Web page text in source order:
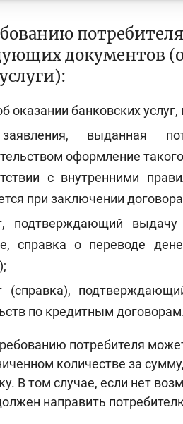
документов
оказании банковских
выданная
оформление
с внутренними
при заключении
подтверждающий
справка о переводе
(справка),
по кредитным
потребителя
количестве за
В том случае, если нет
направить